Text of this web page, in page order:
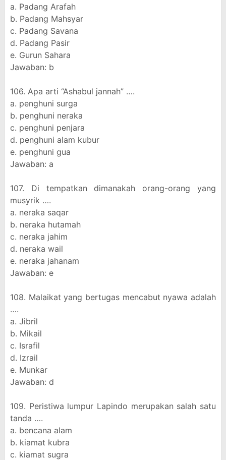
a. Padang Arafah
b. Padang Mahsyar
c. Padang Savana
d. Padang Pasir
e. Gurun Sahara
Jawaban: b
106. Apa arti “Ashabul jannah” ….
a. penghuni surga
b. penghuni neraka
c. penghuni penjara
d. penghuni alam kubur
e. penghuni gua
Jawaban: a
107. Di tempatkan dimanakah orang-orang yang
musyrik ….
a. neraka saqar
b. neraka hutamah
c. neraka jahim
d. neraka wail
e. neraka jahanam
Jawaban: e
108. Malaikat yang bertugas mencabut nyawa adalah
….
a. Jibril
b. Mikail
c. Israfil
d. Izrail
e. Munkar
Jawaban: d
109. Peristiwa lumpur Lapindo merupakan salah satu
tanda ….
a. bencana alam
b. kiamat kubra
c. kiamat sugra